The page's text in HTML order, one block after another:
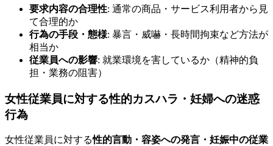
要求内容の合理性: 通常の商品・サービス利用者から見
て合理的か
行為の手段・態様: 暴言・威嚇・長時間拘束など方法が
相当か
従業員への影響: 就業環境を害しているか（精神的負
担・業務の阻害）
女性従業員に対する性的カスハラ・妊婦への迷惑
行為
女性従業員に対する性的言動・容姿への発言・妊娠中の従業